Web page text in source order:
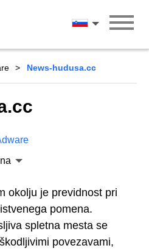
Slovenščina
News-hudusa.cc
okolju je previdnost pri
pomena.
spletna mesta se
povezavami,